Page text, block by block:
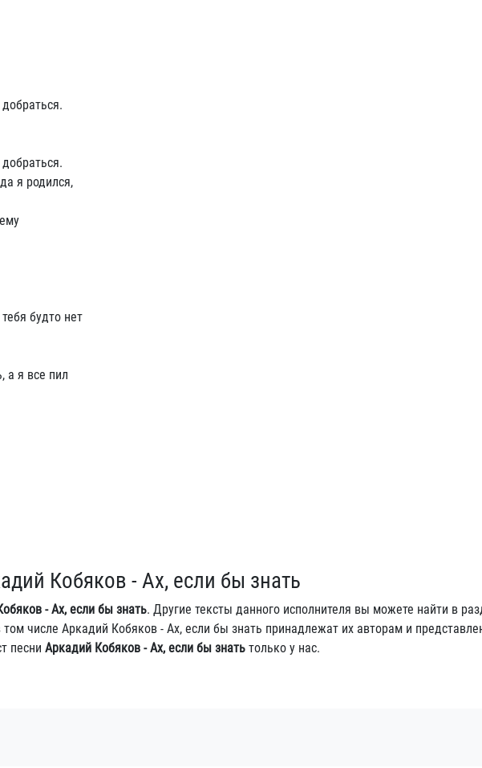
я родился,
будто нет
а я все пил
Кобяков - Ах, если бы знать
- Ах, если бы знать. Другие тексты данного исполнителя вы можете найти в
том числе Аркадий Кобяков - Ах, если бы знать принадлежат их авторам и
песни Аркадий Кобяков - Ах, если бы знать только у нас.